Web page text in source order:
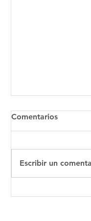
Comentarios
Escribir un